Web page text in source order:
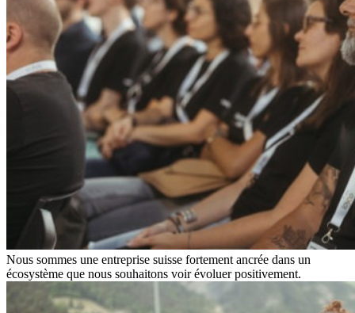
Nous sommes une entreprise suisse fortement ancrée dans un
écosystème que nous souhaitons voir évoluer positivement.